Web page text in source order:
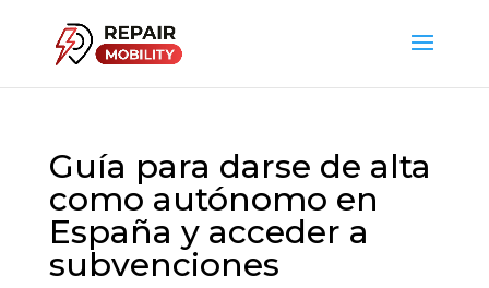
Guía para darse de alta
como autónomo en
España y acceder a
subvenciones